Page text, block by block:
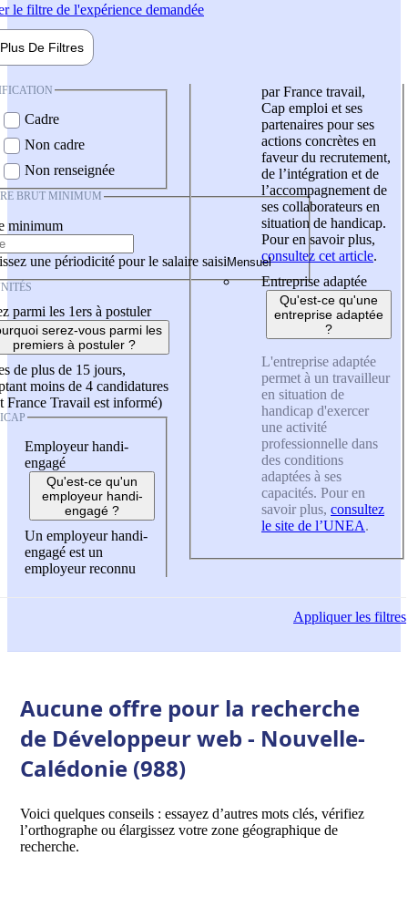
le filtre de l'expérience demandée
Plus De Filtres
Cadre
Non cadre
Non renseignée
BRUT MINIMUM
minimum
une périodicité pour le salaire saisi
parmi les 1ers à postuler
serez-vous parmi les
premiers à postuler ?
de plus de 15 jours,
moins de 4 candidatures
France Travail est informé)
Employeur handi-
engagé
Qu'est-ce qu'un
employeur handi-
engagé ?
Un employeur handi-
engagé est un
employeur reconnu
par France travail,
Cap emploi et ses
partenaires pour ses
actions concrètes en
faveur du recrutement,
de l’intégration et de
l’accompagnement de
ses collaborateurs en
situation de handicap.
Pour en savoir plus,
consultez cet article.
Entreprise adaptée
Qu'est-ce qu'une
entreprise adaptée
?
L'entreprise adaptée
permet à un travailleur
en situation de
handicap d'exercer
une activité
professionnelle dans
des conditions
adaptées à ses
capacités. Pour en
savoir plus, consultez
le site de l’UNEA.
Appliquerles filtres
Aucune offre pour la recherche
de Développeur web - Nouvelle-
Calédonie (988)
Voici quelques conseils : essayez d’autres mots clés, vérifiez
l’orthographe ou élargissez votre zone géographique de
recherche.